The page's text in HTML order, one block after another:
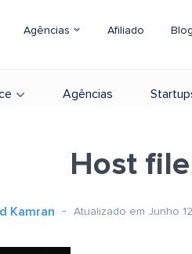
Agências Afiliado
Agências
Host file
Kamran Atualizado em Junho